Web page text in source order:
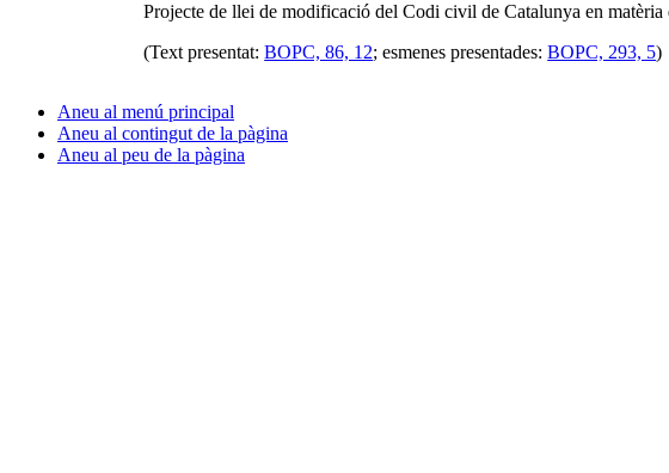
Projecte de llei de modificació del Codi civil de Catalunya en
(Text presentat:BOPC, 86, 12; esmenes presentades:BOPC, 293, 5)
Aneu al menú principal
Aneu al contingut de la pàgina
Aneu al peu de la pàgina